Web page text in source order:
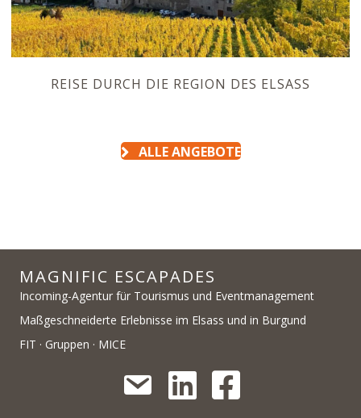
REISE DURCH DIE REGION DES ELSASS
ALLE ANGEBOTE
MAGNIFIC ESCAPADES
Incoming-Agentur für Tourismus und Eventmanagement
Maßgeschneiderte Erlebnisse im Elsass und in Burgund
FIT · Gruppen · MICE